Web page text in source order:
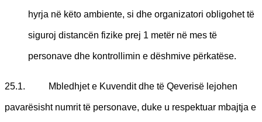
hyrja në këto ambiente, si dhe organizatori obligohet të
siguroj distancën fizike prej 1 metër në mes të
personave dhe kontrollimin e dëshmive përkatëse.
25.1. Mbledhjet e Kuvendit dhe të Qeverisë lejohen
pavarësisht numrit të personave, duke u respektuar mbajtja e